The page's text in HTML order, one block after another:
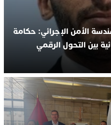
الأمن الإجرائي: حكامة
بين التحول الرقمي